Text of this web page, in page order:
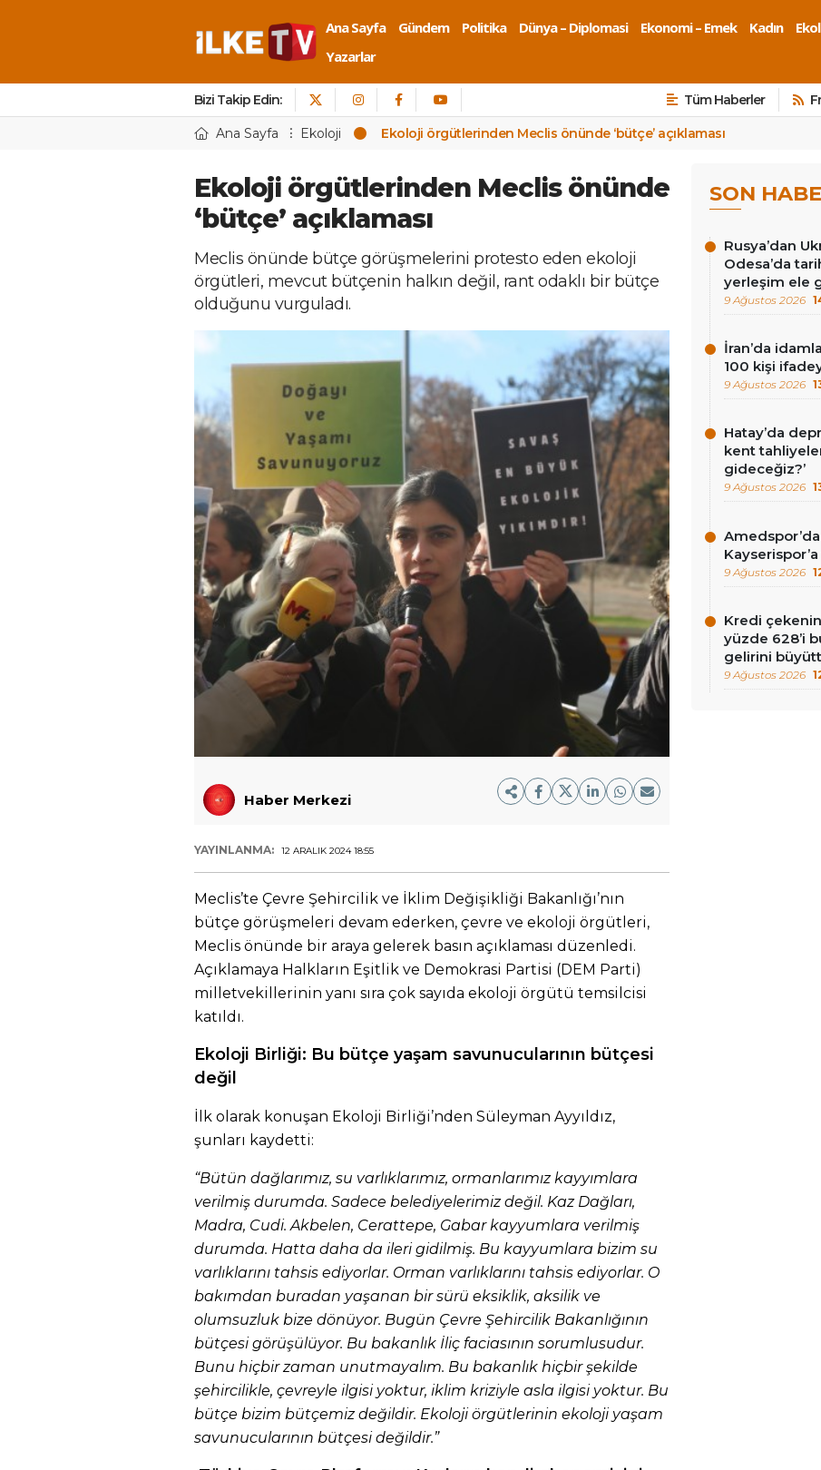
Ana Sayfa Gündem Politika Dünya – Diplomasi Ekonomi – Emek Kadın
Yazarlar
Bizi Takip Edin: Tüm Haberler
Ana Sayfa Ekoloji Ekoloji örgütlerinden Meclis önünde ‘bütçe’ açıklaması
Ekoloji örgütlerinden Meclis önünde
‘bütçe’ açıklaması
Meclis önünde bütçe görüşmelerini protesto eden ekoloji
örgütleri, mevcut bütçenin halkın değil, rant odaklı bir bütçe
olduğunu vurguladı.
Haber Merkezi
YAYINLANMA: 12 ARALIK 2024 18:55
Meclis’te Çevre Şehircilik ve İklim Değişikliği Bakanlığı’nın
bütçe görüşmeleri devam ederken, çevre ve ekoloji örgütleri,
Meclis önünde bir araya gelerek basın açıklaması düzenledi.
Açıklamaya Halkların Eşitlik ve Demokrasi Partisi (DEM Parti)
milletvekillerinin yanı sıra çok sayıda ekoloji örgütü temsilcisi
katıldı.
Ekoloji Birliği: Bu bütçe yaşam savunucularının bütçesi
değil
İlk olarak konuşan Ekoloji Birliği’nden Süleyman Ayyıldız,
şunları kaydetti:
“Bütün dağlarımız, su varlıklarımız, ormanlarımız kayyımlara
verilmiş durumda. Sadece belediyelerimiz değil. Kaz Dağları,
Madra, Cudi. Akbelen, Cerattepe, Gabar kayyumlara verilmiş
durumda. Hatta daha da ileri gidilmiş. Bu kayyumlara bizim su
varlıklarını tahsis ediyorlar. Orman varlıklarını tahsis ediyorlar. O
bakımdan buradan yaşanan bir sürü eksiklik, aksilik ve
olumsuzluk bize dönüyor. Bugün Çevre Şehircilik Bakanlığının
bütçesi görüşülüyor. Bu bakanlık İliç faciasının sorumlusudur.
Bunu hiçbir zaman unutmayalım. Bu bakanlık hiçbir şekilde
şehircilikle, çevreyle ilgisi yoktur, iklim kriziyle asla ilgisi yoktur. Bu
bütçe bizim bütçemiz değildir. Ekoloji örgütlerinin ekoloji yaşam
savunucularının bütçesi değildir.”
SON
Rusya’dan
Odesa’da
yerleşim ele
9 Ağustos 2026
İran’da
100 kişi
9 Ağustos 2026
Hatay’da
kent
gideceğiz?’
9 Ağustos 2026
9 Ağustos 2026
Kredi çekenin
yüzde 628’i
gelirini
9 Ağustos 2026